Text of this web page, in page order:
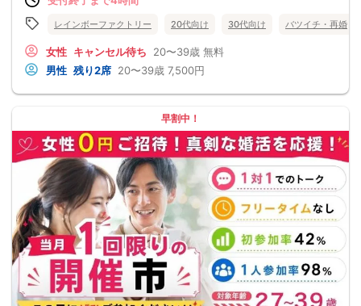
レインボーファクトリー 20代向け 30代向け バツイチ・再婚
女性 キャンセル待ち 20〜39歳 無料
男性 残り2席 20〜39歳 7,500円
早割中！